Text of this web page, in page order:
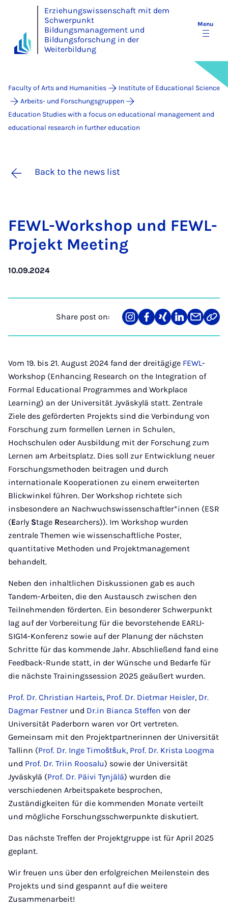
Erziehungswissenschaft mit dem
Schwerpunkt
Bildungsmanagement und
Bildungsforschung in der
Weiterbildung
Menu
Faculty of Arts and Humanities
Institute of Educational Science
Arbeits- und Forschungsgruppen
Education Studies with a focus on educational management and
educational research in further education
Back to the news list
FEWL-Work­shop und FEWL-
Pro­jekt Meet­ing
10.09.2024
Share post on:
Share
on
Teilen
auf
Teilen
auf
Teilen
auf
Teilen
über
Mail
Link
Vom 19. bis 21. August 2024 fand der dreitägige FEWL-
Workshop (Enhancing Research on the Integration of
Formal Educational Programmes and Workplace
Learning) an der Universität Jyväskylä statt. Zentrale
Ziele des geförderten Projekts sind die Verbindung von
Forschung zum formellen Lernen in Schulen,
Hochschulen oder Ausbildung mit der Forschung zum
Lernen am Arbeitsplatz. Dies soll zur Entwicklung neuer
Forschungsmethoden beitragen und durch
internationale Kooperationen zu einem erweiterten
Blickwinkel führen. Der Workshop richtete sich
insbesondere an Nachwuchswissenschaftler*innen (ESR
(Early Stage Researchers)). Im Workshop wurden
zentrale Themen wie wissenschaftliche Poster,
quantitative Methoden und Projektmanagement
behandelt.
Neben den inhaltlichen Diskussionen gab es auch
Tandem-Arbeiten, die den Austausch zwischen den
Teilnehmenden förderten. Ein besonderer Schwerpunkt
lag auf der Vorbereitung für die bevorstehende EARLI-
SIG14-Konferenz sowie auf der Planung der nächsten
Schritte für das kommende Jahr. Abschließend fand eine
Feedback-Runde statt, in der Wünsche und Bedarfe für
die nächste Trainingssession 2025 geäußert wurden.
Prof. Dr. Christian Harteis, Prof. Dr. Dietmar Heisler, Dr.
Dagmar Festner und Dr.in Bianca Steffen von der
Universität Paderborn waren vor Ort vertreten.
Gemeinsam mit den Projektpartnerinnen der Universität
Tallinn (Prof. Dr. Inge Timoštšuk, Prof. Dr. Krista Loogma
und Prof. Dr. Triin Roosalu) sowie der Universität
Jyväskylä (Prof. Dr. Päivi Tynjälä) wurden die
verschiedenen Arbeitspakete besprochen,
Zuständigkeiten für die kommenden Monate verteilt
und mögliche Forschungsschwerpunkte diskutiert.
Das nächste Treffen der Projektgruppe ist für April 2025
geplant.
Wir freuen uns über den erfolgreichen Meilenstein des
Projekts und sind gespannt auf die weitere
Zusammenarbeit!